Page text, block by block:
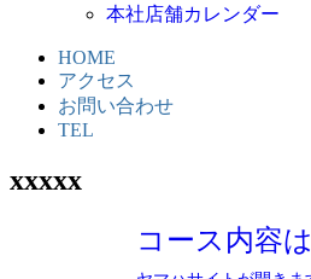
本社店舗カレンダー
HOME
アクセス
お問い合わせ
TEL
xxxxx
コース内容